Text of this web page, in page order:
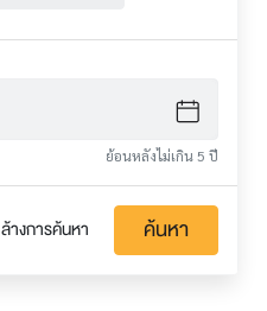
ย้อนหลังไม่เกิน 5 ปี
ล้างการค้นหา ค้นหา